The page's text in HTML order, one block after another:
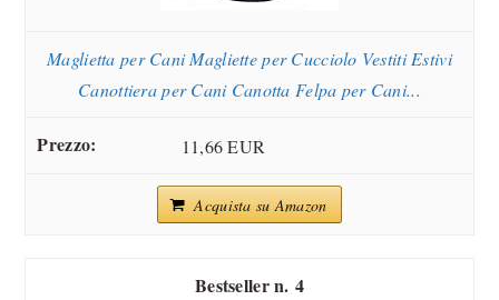
Maglietta per Cani Magliette per Cucciolo Vestiti Estivi
Canottiera per Cani Canotta Felpa per Cani...
11,66 EUR
Acquista su Amazon
4